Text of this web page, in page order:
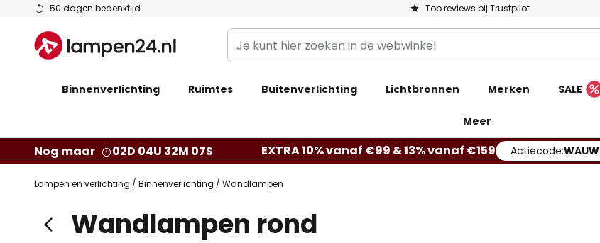
50 dagen bedenktijd Top reviews bij Trustpilot
Ga
de
inhoud
Je
kunt
zoeken
webwinkel
Binnenverlichting Ruimtes Buitenverlichting Lichtbronnen Merken SALE
Meer
Nog maar 02D 04U 32M 05S EXTRA 10% vanaf €99 & 13% vanaf €159 Actiecode:WAUW
Lampen en verlichting Binnenverlichting Wandlampen
Wandlampen rond